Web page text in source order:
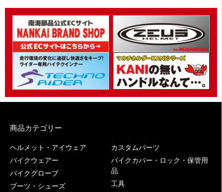
商品カテゴリー
ヘルメット・アイウェア
バイクウェアー
バイクグローブ
ブーツ・シューズ
カスタムパーツ
バイクカバー・ロック・保管用
品
工具